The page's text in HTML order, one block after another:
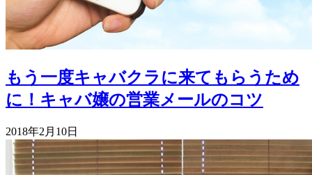
もう一度キャバクラに来てもらうため
に！キャバ嬢の営業メールのコツ
2018年2月10日